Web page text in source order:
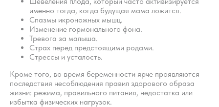
именно тогда, когда будущая мама ложится.
Спазмы икроножных мышц.
Изменение гормонального фона.
Тревога за малыша.
Страх перед предстоящими родами.
Стрессы и усталость.
Кроме того, во время беременности ярче проявляются
последствия несоблюдения правил здорового образа
жизни: режима, правильного питания, недостатка или
избытка физических нагрузок.